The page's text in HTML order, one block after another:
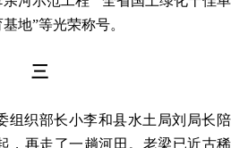
地”等光荣称号。
三
组织部长小李和县水土局刘局长陪
，再走了一趟河田。老梁已近古稀